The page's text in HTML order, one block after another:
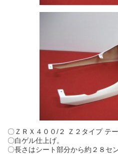
〇ＺＲＸ４００/２ Ｚ２タイプ テ
〇白ゲル仕上げ。
〇長さはシート部分から約２８セ